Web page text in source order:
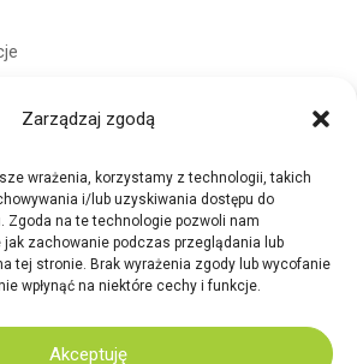
Zarządzaj zgodą
wrażenia, korzystamy z technologii, takich
i/lub uzyskiwania dostępu do
Zgoda na te technologie pozwoli nam
zachowanie podczas przeglądania lub
tej stronie. Brak wyrażenia zgody lub wycofanie
wpłynąć na niektóre cechy i funkcje.
Akceptuję
Design: